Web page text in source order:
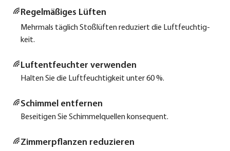
Regel­mä­ßi­ges Lüf­ten
Mehr­mals täg­lich Stoß­lüf­ten redu­ziert die Luft­feuch­tig­
keit.
Luft­ent­feuch­ter ver­wen­den
Hal­ten Sie die Luft­feuch­tig­keit unter 60 %.
Schim­mel ent­fer­nen
Besei­ti­gen Sie Schim­mel­quel­len kon­se­quent.
Zim­mer­pflan­zen redu­zie­ren